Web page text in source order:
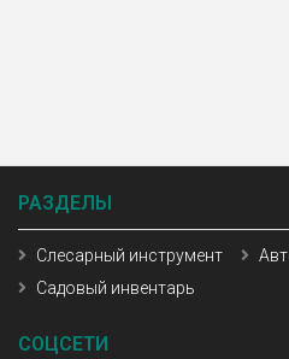
РАЗДЕЛЫ
Слесарный инструмент
Садовый инвентарь
СОЦСЕТИ